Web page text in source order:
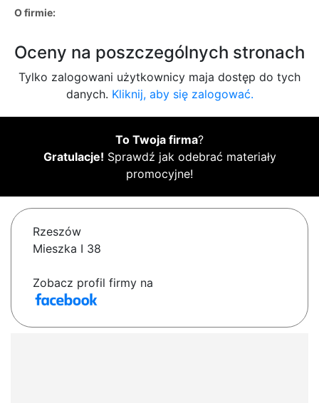
O firmie:
Oceny na poszczególnych stronach
Tylko zalogowani użytkownicy maja dostęp do tych
danych. Kliknij, aby się zalogować.
To Twoja firma?
Gratulacje! Sprawdź jak odebrać materiały
promocyjne!
Rzeszów
Mieszka I 38
Zobacz profil firmy na